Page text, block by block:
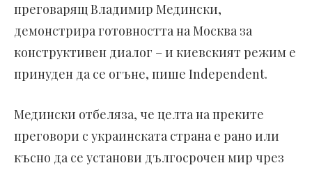
преговарящ Владимир Медински,
демонстрира готовността на Москва за
конструктивен диалог – и киевският режим е
принуден да се огъне, пише Independent.
Медински отбеляза, че целта на преките
преговори с украинската страна е рано или
късно да се установи дългосрочен мир чрез